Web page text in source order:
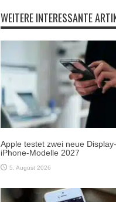
WEITERE INTERESSANTE
Apple testet zwei neue
iPhone-Modelle 2027
5. August 2026